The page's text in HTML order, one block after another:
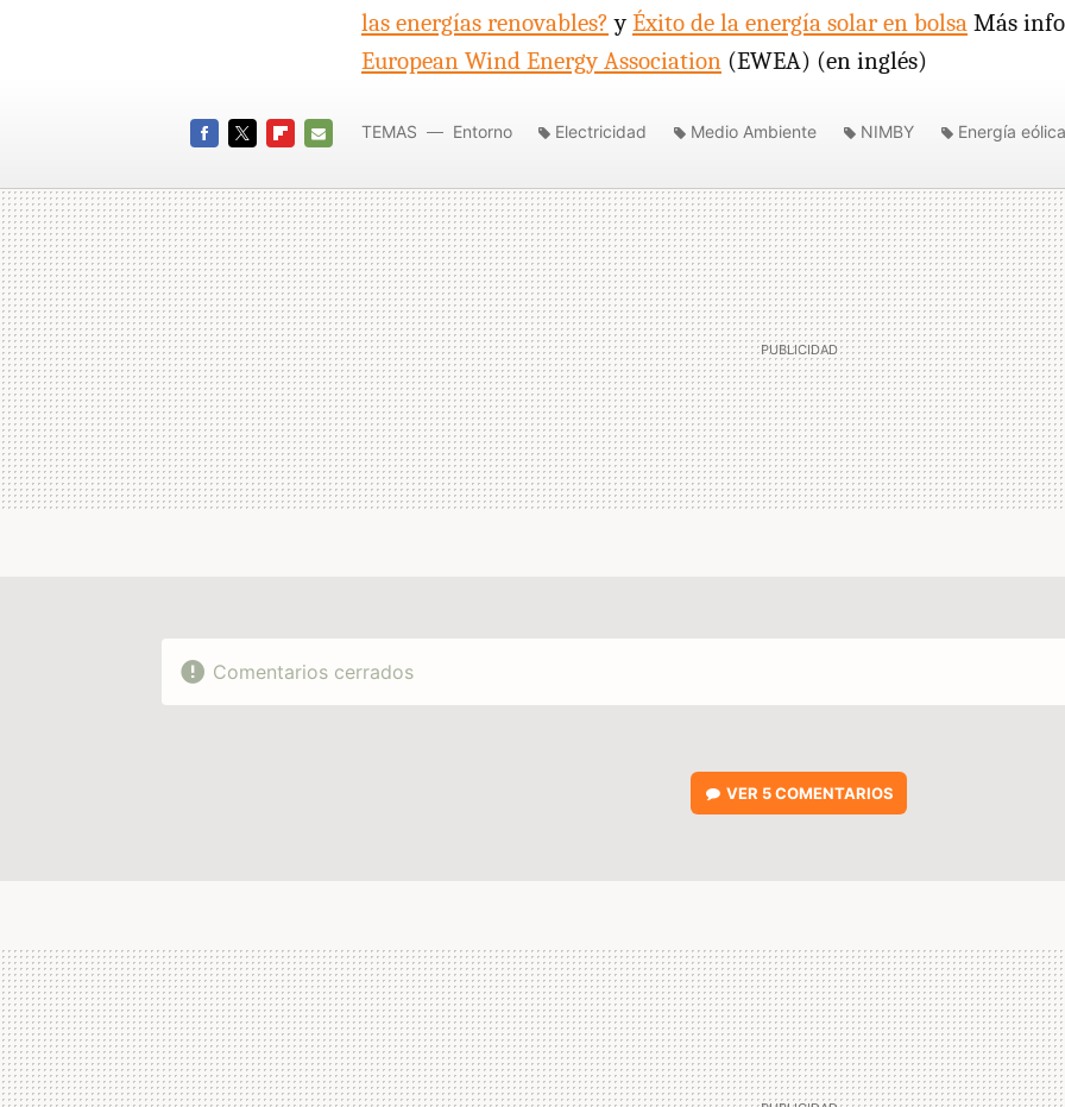
las energías renovables? yÉxito de la energía solar en bolsa Más
European Wind Energy Association (EWEA) (en inglés)
MAIL
TEMAS Entorno Electricidad Medio Ambiente NIMBY Energía eólica
Comentarios cerrados
VER 5 COMENTARIOS